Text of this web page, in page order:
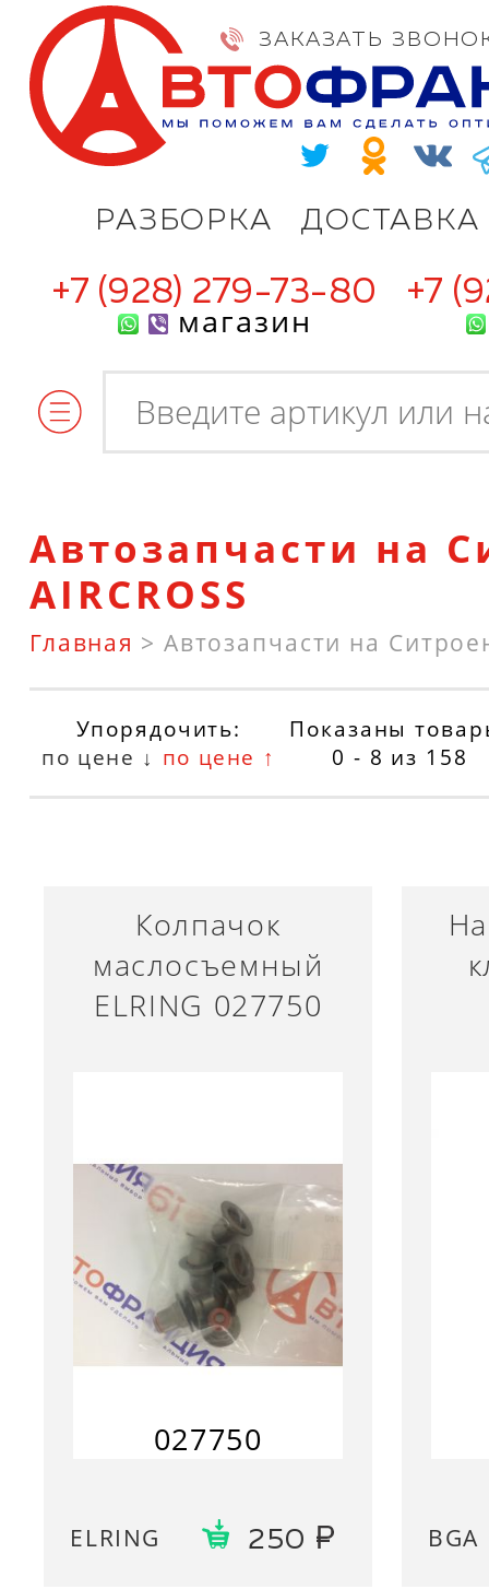
РАЗБОРКА ДОСТАВКА
ЗАКАЗАТЬ
+7 (928) 279-73-80
магазин
+7
Автозапчасти на
AIRCROSS
Главная > Автозапчасти на
Упорядочить:
по цене ↓ по цене ↑
Показаны
0 - 8 из 158
Колпачок
маслосъемный
ELRING 027750
027750
ELRING 250 BGA